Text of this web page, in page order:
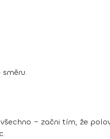
– začni tím, že